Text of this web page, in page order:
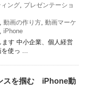
ング, プレゼンテーショ
, 動画の作り方, 動画マーケ
, iPhone
す 中小企業、個人経営
を使っ ...
スを掴む iPhone動